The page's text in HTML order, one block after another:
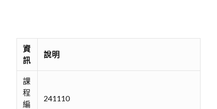
資
訊
說明
課
程
編
241110